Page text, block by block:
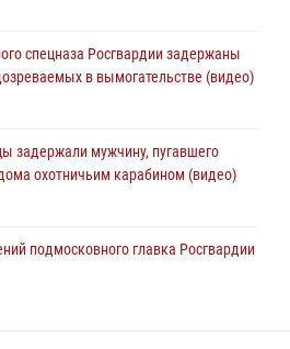
спецназа Росгвардии задержаны
в вымогательстве (видео)
задержали мужчину, пугавшего
охотничьим карабином (видео)
подмосковного главка Росгвардии